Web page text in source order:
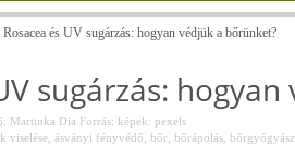
Rosacea és UV sugárzás: hogyan védjük a bőrünket?
sugárzás:
Martinka Dia Forrás: képek: pexels
viselése ásványi fényvédő bőr bőrápolás